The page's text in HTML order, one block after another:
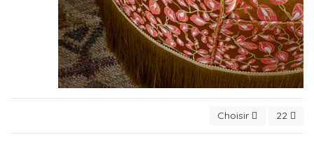
Choisir 22